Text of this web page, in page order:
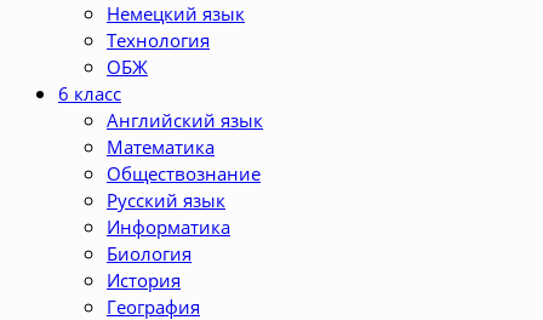
Немецкий язык
Технология
ОБЖ
6 класс
Английский язык
Математика
Обществознание
Русский язык
Информатика
Биология
История
География